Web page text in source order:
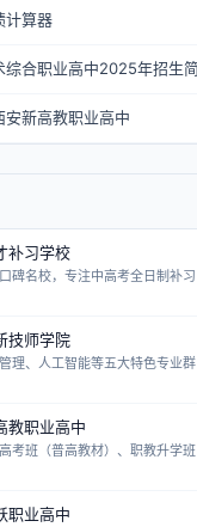
计算器
综合职业高中2025年招生
安新高教职业高中
补习学校
碑名校，专注中高考全日制补习
技师学院
理、人工智能等五大特色专业群
教职业高中
考班（普高教材）、职教升学班
职业高中